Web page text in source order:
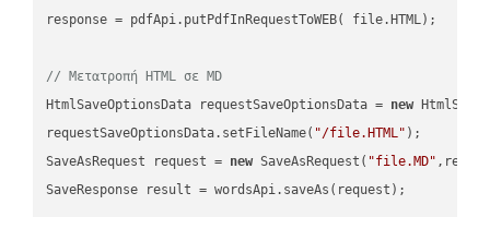
response = pdfApi.putPdfInRequestToWEB( file.HTML);
// Μετατροπή HTML σε MD
HtmlSaveOptionsData requestSaveOptionsData = new
requestSaveOptionsData.setFileName( "/file.HTML" );
SaveAsRequest request = new SaveAsRequest( "file.MD"